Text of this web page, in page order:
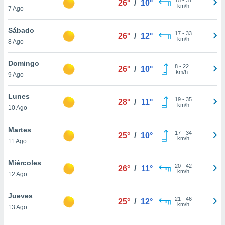
más
nuestra
y
de
disponible
cookies
aceptar
7 Ago
26° / 10°
km/h
Sábado
8 Ago
26° / 12° 17- 33
km/h
Domingo
9 Ago
26° / 10° 8- 22
km/h
Lunes
10 Ago
28° / 11° 19- 35
km/h
Martes
11 Ago
25° / 10° 17- 34
km/h
Miércoles
12 Ago
26° / 11° 20- 42
km/h
Jueves
13 Ago
25° / 12° 21 - 46
km/h